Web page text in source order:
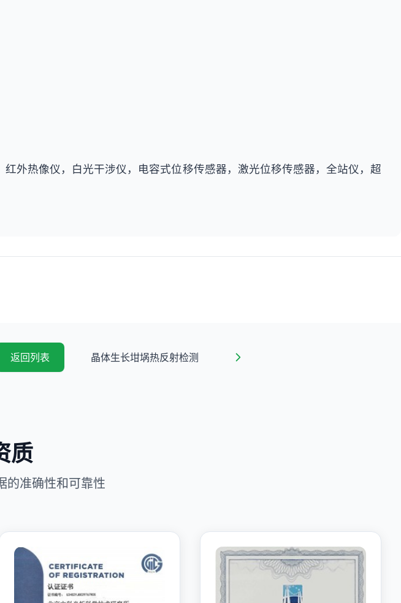
外热像仪，白光干涉仪，电容式位移传感器，激光位移传感器，全站仪，超
返回列表 晶体生长坩埚热反射检测
质
的准确性和可靠性